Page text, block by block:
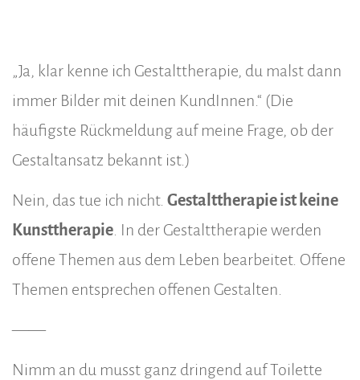
„Ja, klar kenne ich Gestalttherapie, du malst dann
immer Bilder mit deinen KundInnen.“ (Die
häufigste Rückmeldung auf meine Frage, ob der
Gestaltansatz bekannt ist.)
Nein, das tue ich nicht. Gestalttherapie ist keine
Kunsttherapie . In der Gestalttherapie werden
offene Themen aus dem Leben bearbeitet. Offene
Themen entsprechen offenen Gestalten.
——
Nimm an du musst ganz dringend auf Toilette